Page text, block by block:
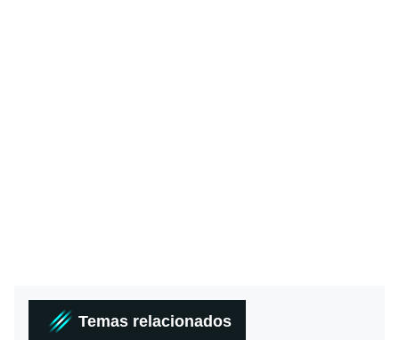
Temas relacionados